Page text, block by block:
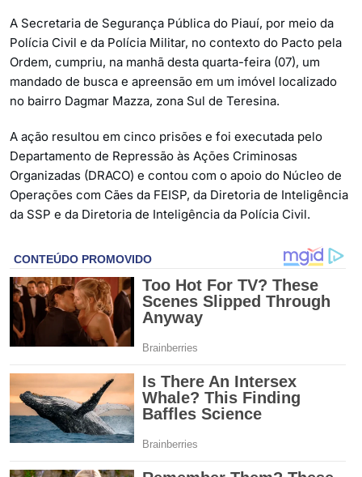
A Secretaria de Segurança Pública do Piauí, por meio da
Polícia Civil e da Polícia Militar, no contexto do Pacto pela
Ordem, cumpriu, na manhã desta quarta-feira (07), um
mandado de busca e apreensão em um imóvel localizado
no bairro Dagmar Mazza, zona Sul de Teresina.
A ação resultou em cinco prisões e foi executada pelo
Departamento de Repressão às Ações Criminosas
Organizadas (DRACO) e contou com o apoio do Núcleo de
Operações com Cães da FEISP, da Diretoria de Inteligência
da SSP e da Diretoria de Inteligência da Polícia Civil.